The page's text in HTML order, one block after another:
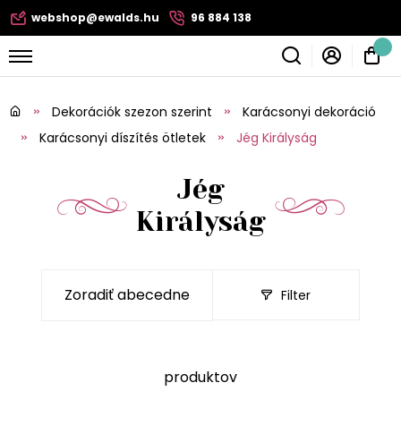
webshop@ewalds.hu 96 884 138
Dekorációk szezon szerint
Karácsonyi dekoráció
Karácsonyi díszítés ötletek
Jég Királyság
Jég
Királyság
Filter
produktov